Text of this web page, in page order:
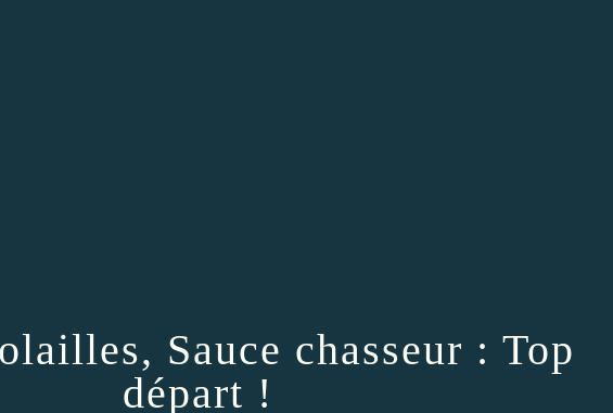
Sauce chasseur : Top
départ !